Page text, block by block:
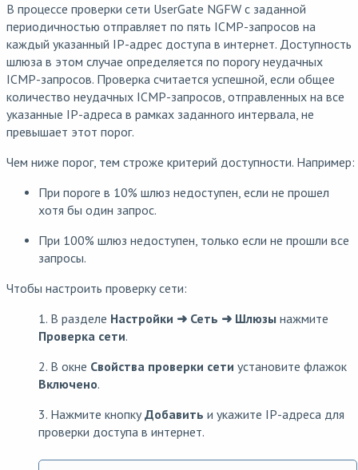
В процессе проверки сети UserGate NGFW с заданной
периодичностью отправляет по пять ICMP-запросов на
каждый указанный IP-адрес доступа в интернет. Доступность
шлюза в этом случае определяется по порогу неудачных
ICMP-запросов. Проверка считается успешной, если общее
количество неудачных ICMP-запросов, отправленных на все
указанные IP-адреса в рамках заданного интервала, не
превышает этот порог.
Чем ниже порог, тем строже критерий доступности. Например:
При пороге в 10% шлюз недоступен, если не прошел
хотя бы один запрос.
При 100% шлюз недоступен, только если не прошли все
запросы.
Чтобы настроить проверку сети:
1. В разделе Настройки ➜ Сеть ➜ Шлюзы нажмите
Проверка сети.
2. В окне Свойства проверки сети установите флажок
Включено.
3. Нажмите кнопкуДобавить и укажите IP-адреса для
проверки доступа в интернет.